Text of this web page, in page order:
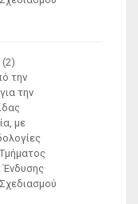
την
την
με
Ένδυσης